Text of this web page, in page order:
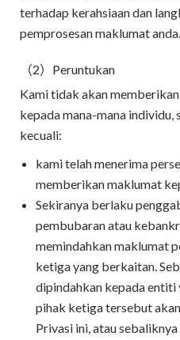
terhadap kerahsiaan dan
pemprosesan maklumat anda.
（2）Peruntukan
Kami tidak akan
kepada mana-mana individu,
kecuali:
kami telah menerima
memberikan maklumat
Sekiranya berlaku
pembubaran atau
memindahkan maklumat
ketiga yang berkaitan.
dipindahkan kepada entiti
pihak ketiga tersebut
Privasi ini, atau